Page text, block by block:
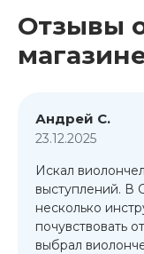
Отзывы
Андрей С.
23.12.2025
Искал
выступлений. В
несколько
почувствовать
выбрал